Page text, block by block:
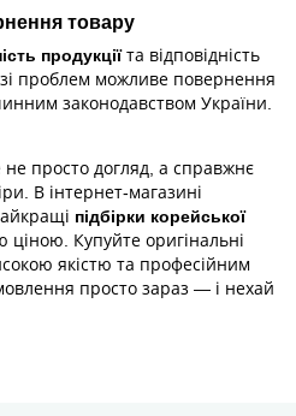
товару
продукціїта відповідність
проблем можливе повернення
законодавством України.
просто догляд, а справжнє
В інтернет-магазині
підбірки корейської
Купуйте оригінальні
якістю та професійним
просто зараз — і нехай